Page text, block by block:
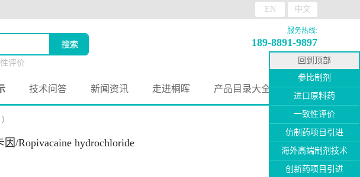
EN 中文
服务热线:
189-8891-9897
评价
技术问答 新闻资讯 走进桐晖 产品目录大全
/Ropivacaine hydrochloride
回到顶部
参比制剂
进口原料药
一致性评价
仿制药项目引进
海外高端制剂技术
创新药项目引进